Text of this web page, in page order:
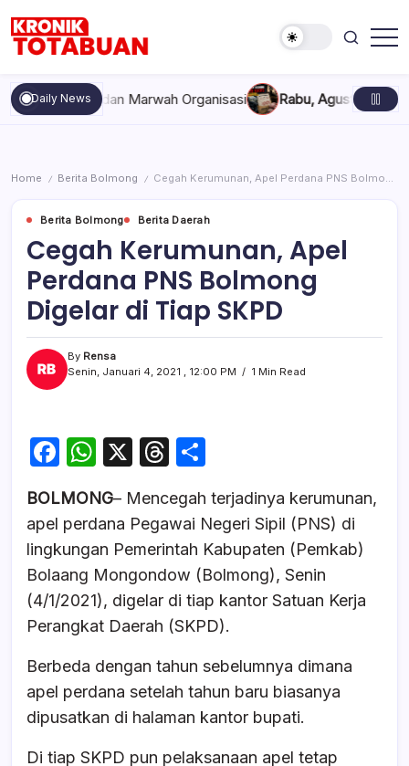
content
Totabuan
hari
ini
Kronik
Daily News
dan Marwah Organisasi Rabu, Agustus 5, 2026 ,
Home / Berita Bolmong / Cegah Kerumunan, Apel Perdana PNS Bolmong Digelar di Tiap SKPD
Berita Bolmong Berita Daerah
Cegah Kerumunan, Apel
Perdana PNS Bolmong
Digelar di Tiap SKPD
By Rensa
Senin, Januari 4, 2021 , 12:00 PM
1 Min Read
F
c
e
b
o
o
k
W
at
s
A
p
p
X
T
e
a
d
s
ar
e
BOLMONG– Mencegah terjadinya kerumunan,
apel perdana Pegawai Negeri Sipil (PNS) di
lingkungan Pemerintah Kabupaten (Pemkab)
Bolaang Mongondow (Bolmong), Senin
(4/1/2021), digelar di tiap kantor Satuan Kerja
Perangkat Daerah (SKPD).
Berbeda dengan tahun sebelumnya dimana
apel perdana setelah tahun baru biasanya
dipusatkan di halaman kantor bupati.
Di tiap SKPD pun pelaksanaan apel tetap